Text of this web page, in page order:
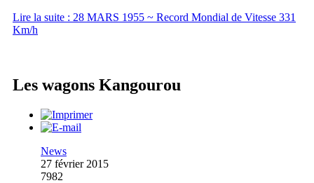
Lire la suite : 28 MARS 1955 ~ Record Mondial de Vitesse 331
Km/h
Les wagons Kangourou
News
27 février 2015
7982